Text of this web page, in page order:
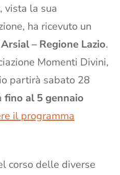
vista la sua
ha ricevuto un
Arsial – Regione Lazio.
Momenti Divini,
partirà sabato 28
fino al 5 gennaio
il programma
corso delle diverse